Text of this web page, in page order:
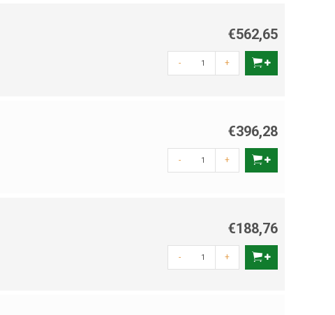
€562,65
- +
€396,28
- +
€188,76
- +